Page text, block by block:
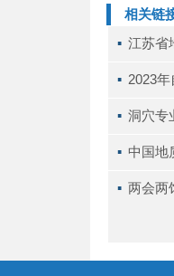
相关链
▪ 江苏省
▪ 2023
▪ 洞穴专
▪ 中国地
▪ 两会两